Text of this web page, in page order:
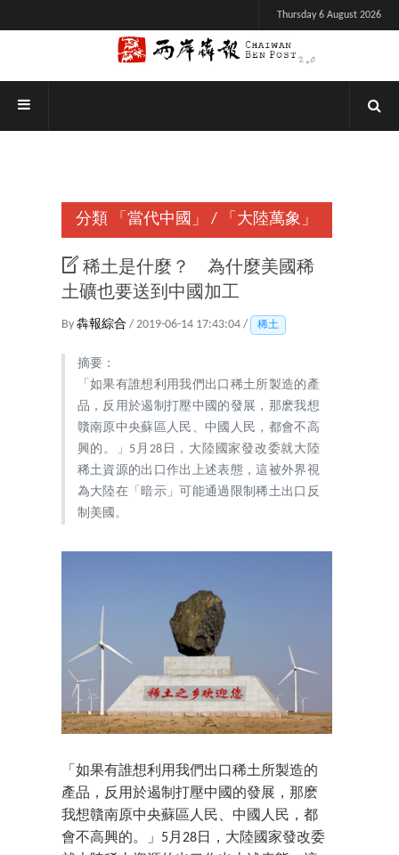
Thursday 6 August 2026
分類 「當代中國」 / 「大陸萬象」
稀土是什麼？ 為什麼美國稀
土礦也要送到中國加工
By 犇報綜合 / 2019-06-14 17:43:04 / 稀土
摘要：
「如果有誰想利用我們出口稀土所製造的產
品，反用於遏制打壓中國的發展，那麽我想
贛南原中央蘇區人民、中國人民，都會不高
興的。」5月28日，大陸國家發改委就大陸
稀土資源的出口作出上述表態，這被外界視
為大陸在「暗示」可能通過限制稀土出口反
制美國。
「如果有誰想利用我們出口稀土所製造的
產品，反用於遏制打壓中國的發展，那麽
我想贛南原中央蘇區人民、中國人民，都
會不高興的。」5月28日，大陸國家發改委